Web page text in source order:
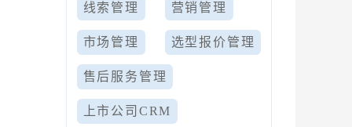
线索管理 营销管理
市场管理 选型报价管理
售后服务管理
上市公司CRM